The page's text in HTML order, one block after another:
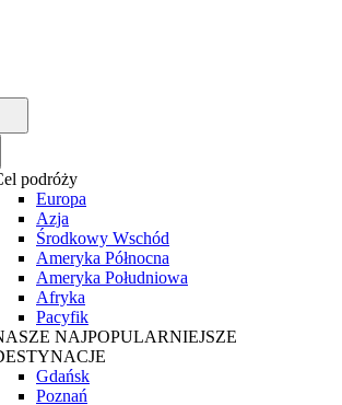
podróży
Europa
Azja
Środkowy Wschód
Ameryka Północna
Ameryka Południowa
Afryka
Pacyfik
NAJPOPULARNIEJSZE
Gdańsk
Poznań